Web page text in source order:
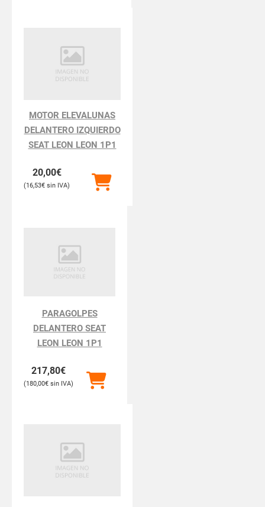
MOTOR ELEVALUNAS
DELANTERO IZQUIERDO
SEAT LEON LEON 1P1
20,00€
16,53€
PARAGOLPES
DELANTERO SEAT
LEON LEON 1P1
217,80€
180,00€